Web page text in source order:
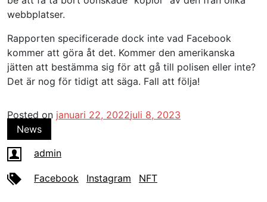
webbplatser.
Rapporten specificerade dock inte vad Facebook
kommer att göra åt det. Kommer den amerikanska
jätten att bestämma sig för att gå till polisen eller inte?
Det är nog för tidigt att säga. Fall att följa!
Posted on januari 22, 2022juli 8, 2023
News
admin
Facebook Instagram NFT